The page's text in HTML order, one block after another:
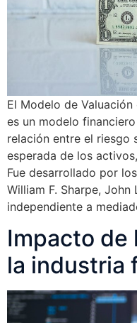
El Modelo de
es un modelo
relación entre el riesgo
esperada de los
Fue desarrollado por
William F. Sharpe,
independiente a
Impacto de
la industria